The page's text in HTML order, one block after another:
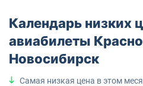
Календарь низких
авиабилеты
Новосибирск
Самая низкая цена в этом